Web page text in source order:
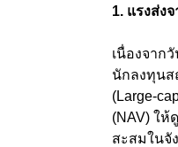
1. แรงส่ง
เนื่องจาก
นักลงทุนส
(Large-
(NAV) ใ
สะสมในจั